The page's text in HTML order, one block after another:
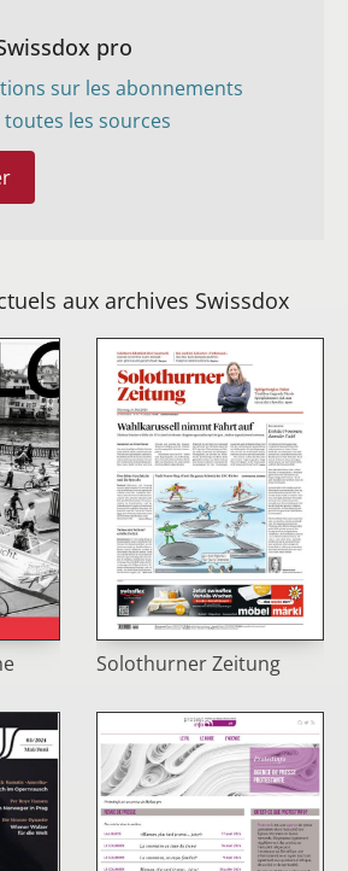
pro
sur les abonnements
les sources
aux archives Swissdox
Solothurner Zeitung